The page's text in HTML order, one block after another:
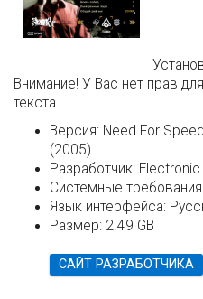
Внимание! У Вас нет прав
текста.
Версия: Need For
(2005)
Разработчик:
Системные
Язык интерфейса:
Размер: 2.49 GB
САЙТ РАЗРАБОТЧИКА